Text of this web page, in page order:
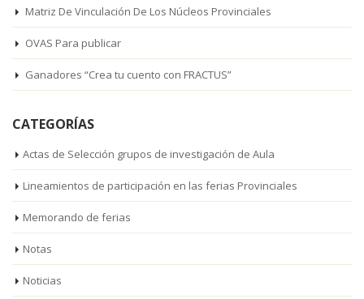
Matriz De Vinculación De Los Núcleos Provinciales
OVAS Para publicar
Ganadores “Crea tu cuento con FRACTUS”
CATEGORÍAS
Actas de Selección grupos de investigación de Aula
Lineamientos de participación en las ferias Provinciales
Memorando de ferias
Notas
Noticias